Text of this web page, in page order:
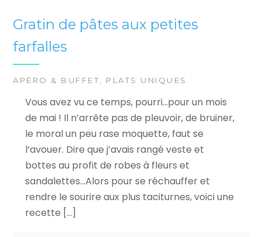
Gratin de pâtes aux petites
farfalles
APÉRO & BUFFET PLATS UNIQUES
Vous avez vu ce temps, pourri…pour un mois
de mai ! Il n’arrête pas de pleuvoir, de bruiner,
le moral un peu rase moquette, faut se
l’avouer. Dire que j’avais rangé veste et
bottes au profit de robes à fleurs et
sandalettes…Alors pour se réchauffer et
rendre le sourire aux plus taciturnes, voici une
recette […]